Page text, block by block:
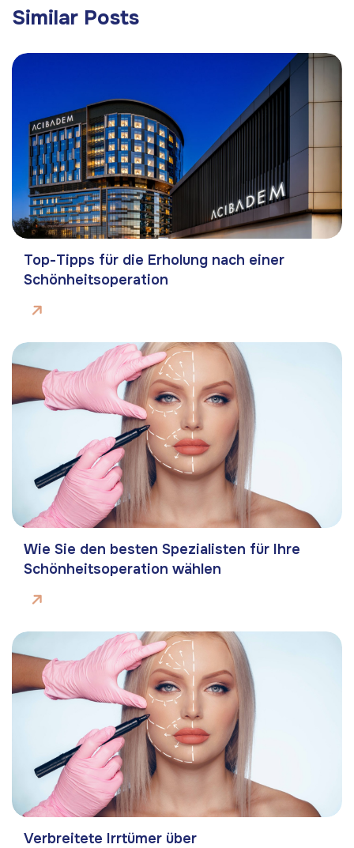
Similar Posts
Top-Tipps für die Erholung nach einer
Schönheitsoperation
Wie Sie den besten Spezialisten für Ihre
Schönheitsoperation wählen
Verbreitete Irrtümer über